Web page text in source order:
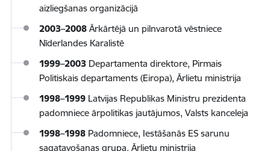
aizliegšanas organizācijā
2003–2008 Ārkārtējā un pilnvarotā vēstniece
Nīderlandes Karalistē
1999–2003 Departamenta direktore, Pirmais
Politiskais departaments (Eiropa), Ārlietu ministrija
1998–1999 Latvijas Republikas Ministru prezidenta
padomniece ārpolitikas jautājumos, Valsts kanceleja
1998–1998 Padomniece, Iestāšanās ES sarunu
sagatavošanas grupa, Ārlietu ministrija